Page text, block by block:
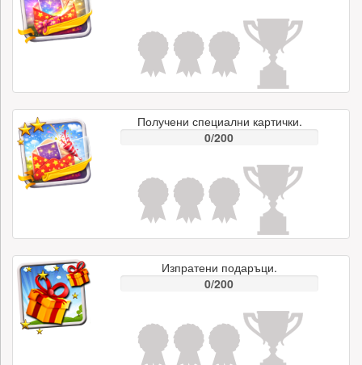
Получени специални картички.
0/200
Изпратени подаръци.
0/200